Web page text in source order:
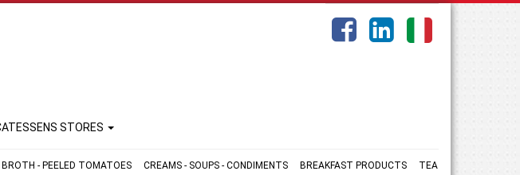
STORES
- PEELED TOMATOES CREAMS - SOUPS - CONDIMENTS BREAKFAST PRODUCTS
TEA